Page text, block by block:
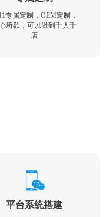
1专属定制，OEM定制，
所欲，可以做到千人千
店
平台系统搭建